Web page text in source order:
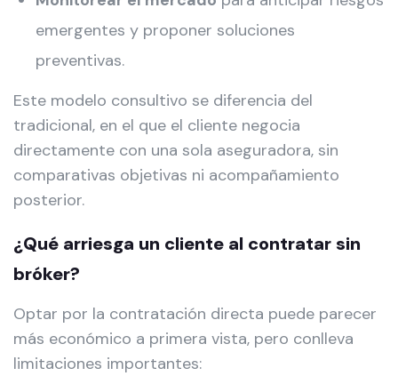
emergentes y proponer soluciones
preventivas.
Este modelo consultivo se diferencia del
tradicional, en el que el cliente negocia
directamente con una sola aseguradora, sin
comparativas objetivas ni acompañamiento
posterior.
¿Qué arriesga un cliente al contratar sin
bróker?
Optar por la contratación directa puede parecer
más económico a primera vista, pero conlleva
limitaciones importantes: